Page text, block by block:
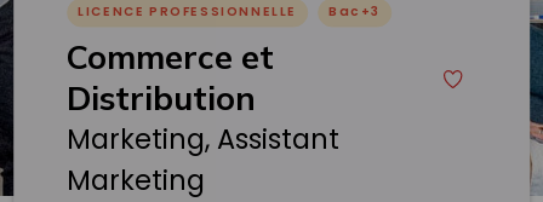
LICENCE PROFESSIONNELLE Bac+3
Commerce et
Distribution
Marketing, Assistant
Marketing